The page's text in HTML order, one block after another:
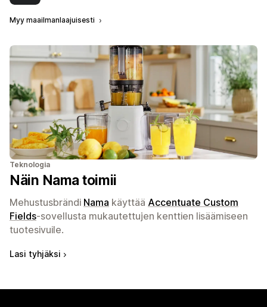
Myy maailmanlaajuisesti
Teknologia
Näin Nama toimii
Mehustusbrändi Nama käyttää Accentuate Custom
Fields-sovellusta mukautettujen kenttien lisäämiseen
tuotesivuile.
Lasi tyhjäksi